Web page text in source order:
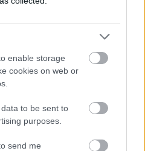
enable storage
cookies on web or
to be sent to
purposes.
send me